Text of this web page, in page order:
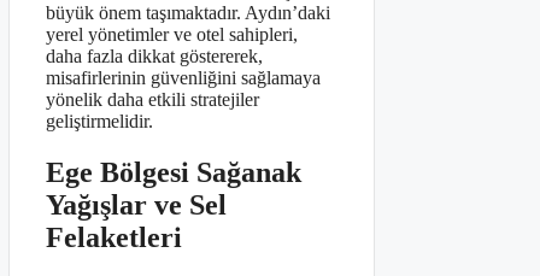
büyük önem taşımaktadır. Aydın’daki
yerel yönetimler ve otel sahipleri,
daha fazla dikkat göstererek,
misafirlerinin güvenliğini sağlamaya
yönelik daha etkili stratejiler
geliştirmelidir.
Ege Bölgesi Sağanak
Yağışlar ve Sel
Felaketleri